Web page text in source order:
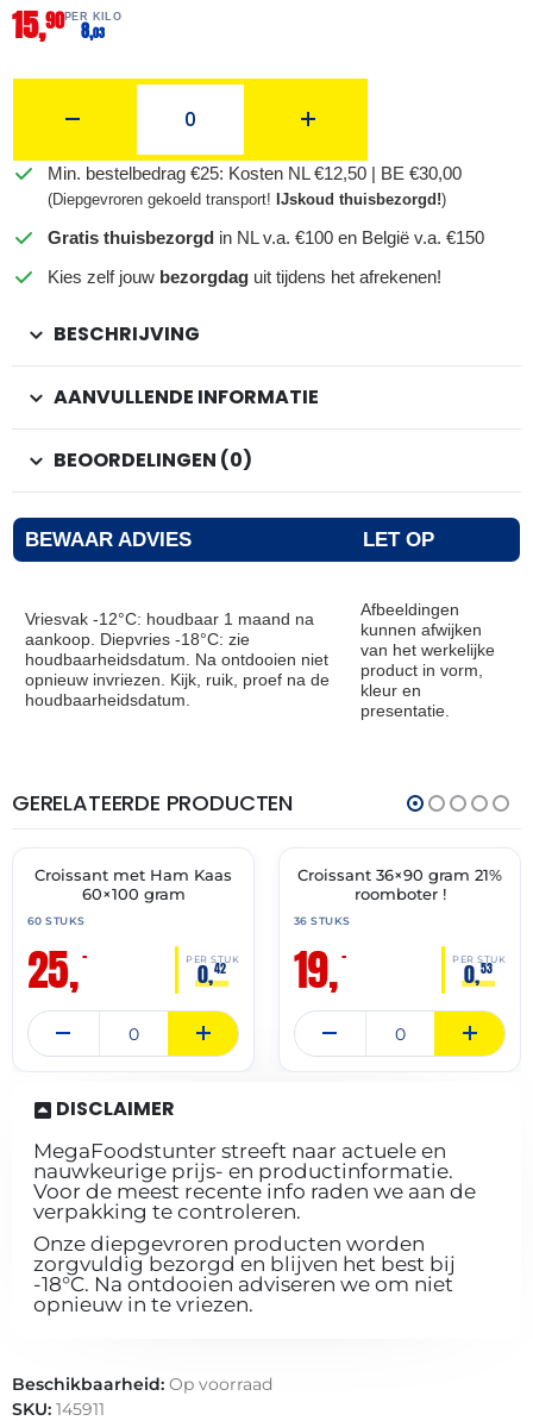
15,90PER KILO
8,03
Min. bestelbedrag €25: Kosten NL €12,50 | BE €30,00
(Diepgevroren gekoeld transport! IJskoud thuisbezorgd!)
Gratis thuisbezorgd in NL v.a. €100 en België v.a. €150
Kies zelf jouw bezorgdag uit tijdens het afrekenen!
BESCHRIJVING
AANVULLENDE INFORMATIE
BEOORDELINGEN (0)
BEWAAR ADVIES LET OP
Vriesvak -12°C: houdbaar 1 maand na
aankoop. Diepvries -18°C: zie
houdbaarheidsdatum. Na ontdooien niet
opnieuw invriezen. Kijk, ruik, proef na de
houdbaarheidsdatum.
Afbeeldingen
kunnen afwijken
van het werkelijke
product in vorm,
kleur en
presentatie.
GERELATEERDE PRODUCTEN
🔥 OP=OP
THT:
31-
Croissant met Ham Kaas
60×100 gram
60 STUKS
25,– PER STUK
0,42
🔥 OP=OP
Croissant 36×90 gram 21%
roomboter !
36 STUKS
19,– PER STUK
0,53
DISCLAIMER
MegaFoodstunter streeft naar actuele en
nauwkeurige prijs- en productinformatie.
Voor de meest recente info raden we aan de
verpakking te controleren.
Onze diepgevroren producten worden
zorgvuldig bezorgd en blijven het best bij
-18°C. Na ontdooien adviseren we om niet
opnieuw in te vriezen.
Beschikbaarheid: Op voorraad
SKU: 145911